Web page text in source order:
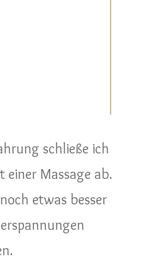
schließe ich
Massage ab.
etwas besser